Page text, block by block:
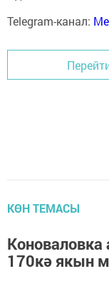
Telegram-канал:
КӨН ТЕМАСЫ
170кә якын